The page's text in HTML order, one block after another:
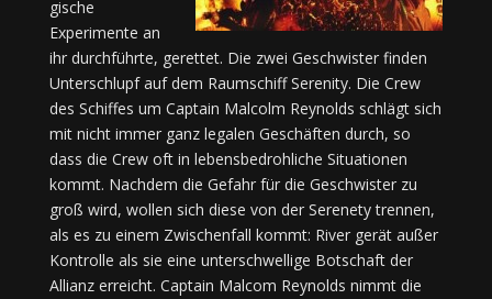
gische
Experimente an
ihr durchführte, gerettet. Die zwei Geschwister finden
Unterschlupf auf dem Raumschiff Serenity. Die Crew
des Schiffes um Captain Malcolm Reynolds schlägt sich
mit nicht immer ganz legalen Geschäften durch, so
dass die Crew oft in lebensbedrohliche Situationen
kommt. Nachdem die Gefahr für die Geschwister zu
groß wird, wollen sich diese von der Serenety trennen,
als es zu einem Zwischenfall kommt: River gerät außer
Kontrolle als sie eine unterschwellige Botschaft der
Allianz erreicht. Captain Malcom Reynolds nimmt die